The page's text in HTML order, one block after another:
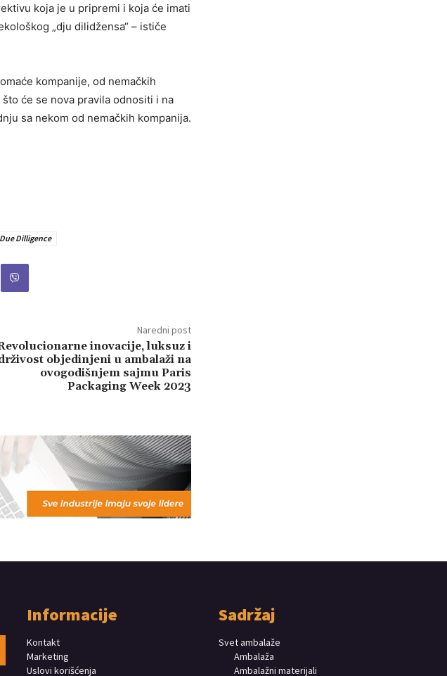
koja je u pripremi i koja će imati
„dju dilidžensa“ – ističe
kompanije, od nemačkih
će se nova pravila odnositi i na
sa nekom od nemačkih kompanija.
Due Dilligence
Naredni post
inovacije, luksuz i
objedinjeni u ambalaži na
ovogodišnjem sajmu Paris
Packaging Week 2023
Informacije
Kontakt
Marketing
Uslovi korišćenja
Sadržaj
Svet ambalaže
Ambalaža
Ambalažni materijali